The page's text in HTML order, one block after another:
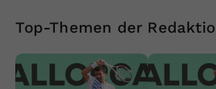
Top-Themen der